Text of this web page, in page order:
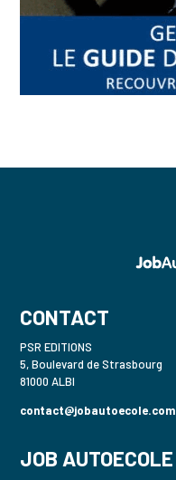
CONTACT
PSR EDITIONS
5, Boulevard de Strasbourg
81000 ALBI
contact@jobautoecole.com
JOB AUTOECOLE